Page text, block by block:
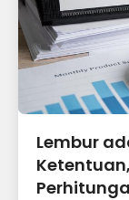
Lembur